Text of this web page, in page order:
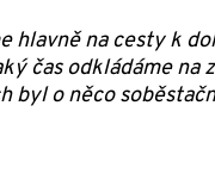
hlavně na cesty k
čas odkládáme
byl o něco